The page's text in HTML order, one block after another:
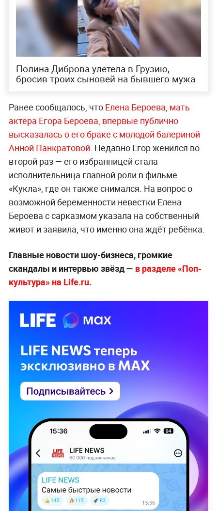
Полина Диброва улетела в Грузию,
бросив троих сыновей на бывшего мужа
Ранее сообщалось, что Елена Бероева, мать
актёра Егора Бероева, впервые публично
высказалась о его браке с молодой балериной
Анной Панкратовой. Недавно Егор женился во
второй раз — его избранницей стала
исполнительница главной роли в фильме
«Кукла», где он также снимался. На вопрос о
возможной беременности невестки Елена
Бероева с сарказмом указала на собственный
живот и заявила, что именно она ждёт ребёнка.
Главные новости шоу-бизнеса, громкие
скандалы и интервью звёзд — в разделе «Поп-
культура» на Life.ru.